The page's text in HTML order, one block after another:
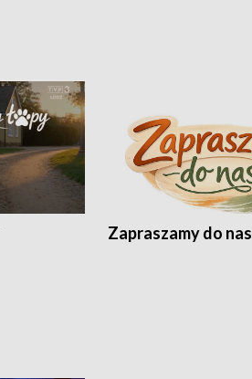
Zapraszamy do nas